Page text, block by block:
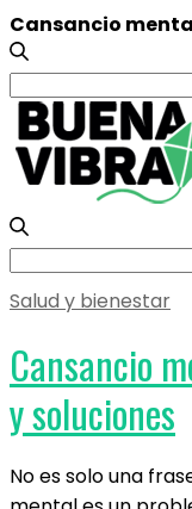
Cansancio
Search
for:
Search
for:
Salud y bienestar
Cansancio
y soluciones
No es solo una